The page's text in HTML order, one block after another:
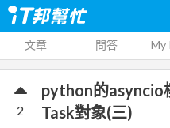
文章 問答 My
python的asyncio
Task對象(三)
2